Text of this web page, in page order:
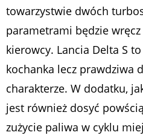
towarzystwie dwóch
parametrami będzie
kierowcy. Lancia Delta S
kochanka lecz prawdziwa
charakterze. W dodatku,
jest również dosyć
zużycie paliwa w cyklu